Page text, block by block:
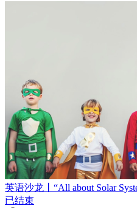
英语沙龙丨“All about Solar
已结束